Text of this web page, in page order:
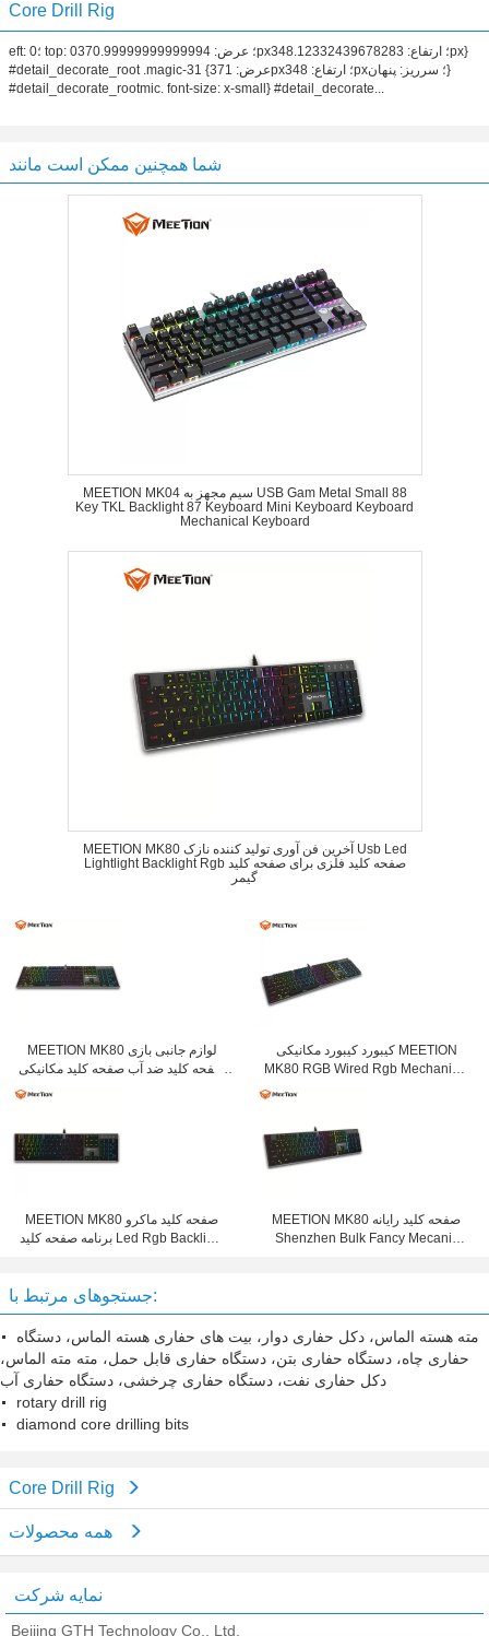
Core Drill Rig
eft: 0؛ top: 0؛ عرض: 370.99999999999994px؛ ارتفاع: 348.12332439678283px}
#detail_decorate_root .magic-31 {عرض: 371px؛ ارتفاع: 348px؛ سرریز: پنهان}
#detail_decorate_rootmic. font-size: x-small} #detail_decorate...
شما همچنین ممکن است مانند
MEETION MK04 سیم مجهز به USB Gam Metal Small 88
Key TKL Backlight 87 Keyboard Mini Keyboard Keyboard
Mechanical Keyboard
MEETION MK80 آخرین فن آوری تولید کننده نازک Usb Led
Lightlight Backlight Rgb صفحه کلید فلزی برای صفحه کلید
گیمر
MEETION MK80 لوازم جانبی بازی
صفحه کلید ضد آب صفحه کلید مکانیکی
کیبورد کیبورد مکانیکی MEETION
MK80 RGB Wired Rgb Mechanical
MEETION MK80 صفحه کلید ماکرو
برنامه صفحه کلید Led Rgb Backlight
MEETION MK80 صفحه کلید رایانه
Shenzhen Bulk Fancy Mecanic
جستجوهای مرتبط با:
مته هسته الماس، دکل حفاری دوار، بیت های حفاری هسته الماس، دستگاه
حفاری چاه، دستگاه حفاری بتن، دستگاه حفاری قابل حمل، مته مته الماس،
دکل حفاری نفت، دستگاه حفاری چرخشی، دستگاه حفاری آب
rotary drill rig
diamond core drilling bits
Core Drill Rig
نمایه شرکت
Beijing GTH Technology Co., Ltd.